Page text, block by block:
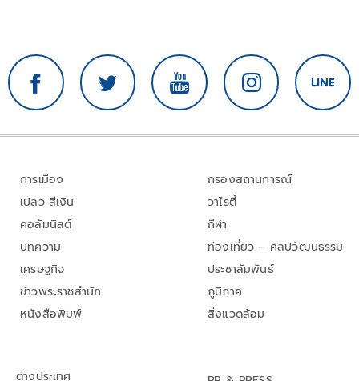
การเมือง
เปลว สีเงิน
คอลัมนิสต์
บทความ
เศรษฐกิจ
ข่าวพระราชสำนัก
หนังสือพิมพ์
กรองสถานการณ์
วาไรตี้
กีฬา
ท่องเที่ยว – ศิลปวัฒนธรรม
ประชาสัมพันธ์
ภูมิภาค
สิ่งแวดล้อม
ต่างประเทศ